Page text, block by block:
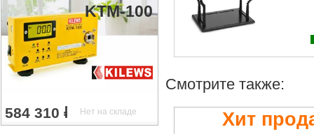
KTM-100
Смотрите также:
Хит